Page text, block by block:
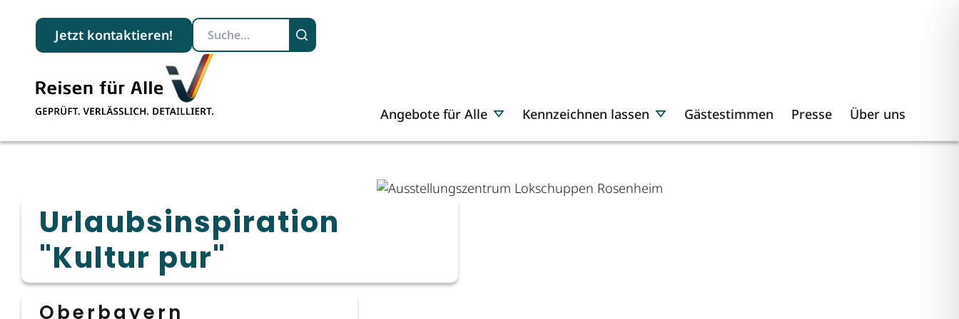
Angebote für Alle Kennzeichnen lassen Gästestimmen Presse Über uns
Jetzt kontaktieren!
Suchbegriff
Urlaubsinspiration
"Kultur pur"
Oberbayern